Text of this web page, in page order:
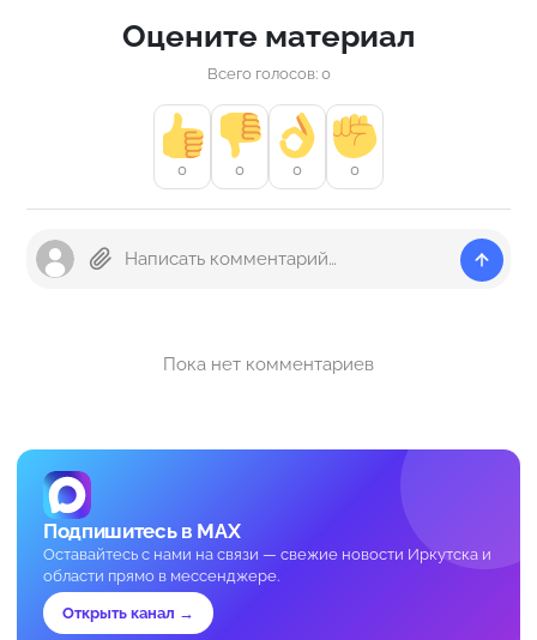
Оцените материал
Всего голосов: 0
0 0 0 0
Пока нет комментариев
Подпишитесь в MAX
Оставайтесь с нами на связи — свежие новости Иркутска и
области прямо в мессенджере.
Открыть канал →